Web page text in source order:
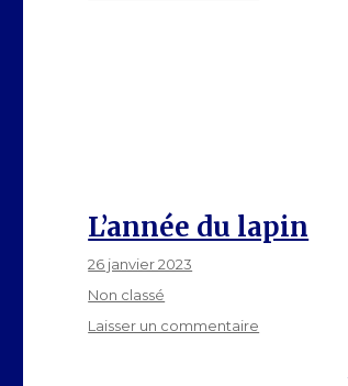
L’année du lapin
Publié
le
26 janvier 2023
Catégories
Non classé
Laisser un commentaire